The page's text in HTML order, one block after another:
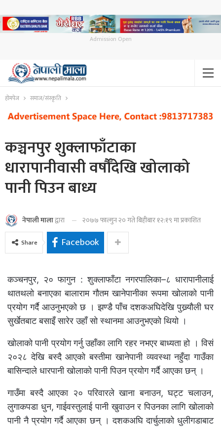
Admission Open
होमपेज समाज/संस्कृति
कञ्चनपुर शुक्लाफाँटाका
धारापानीवासी वर्षौँदेखि खोलाको
पानी पिउन बाध्य
नेपाली मालाद्वारा २०७७ फाल्गुन २० गते बिहीबार १२:१९ मा प्रकाशित
Share Facebook
कञ्चनपुर, २० फागुन : शुक्लाफाँटा नगरपालिका–८ धारापानीलाई
थातथलो बनाएका बालाराम गौतम खानेपानीका रूपमा खोलाको पानी
प्रयोग गर्दै आउनुभएको छ । झण्डै पाँच दशकअघिदेखि पुख्र्यौली घर
सुर्खेतबाट बसाइँ सारेर उहाँ सो स्थानमा आउनुभएको थियो ।
खोलाको पानी प्रयोग गर्नु उहाँका लागि रहर नभएर बाध्यता हो । विसं
२०२८ देखि बस्दै आएको बस्तीमा खानेपानी व्यवस्था नहुँदा गाउँका
बासिन्दाले धारपानी खोलाको पानी पिउन प्रयोग गर्दै आएका छन् ।
गाउँमा बस्दै आएका २० परिवारले खाना बनाउन, घट्ट चलाउन,
लुगाकपडा धुन, गाईवस्तुलाई पानी खुवाउन र पिउनका लागि खोलाको
पानी नै प्रयोग गर्दै आएका छन् । दशकअघि दार्चुलाको धुलीगडाबाट